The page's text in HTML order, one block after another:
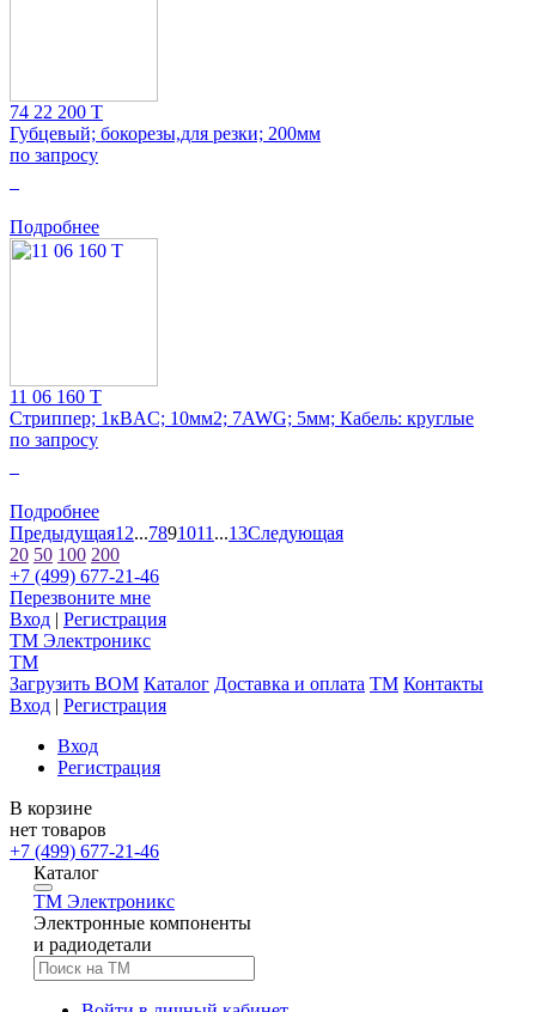
74 22 200 T
Губцевый; бокорезы,для резки; 200мм
по запросу
Подробнее
11 06 160 T
Стриппер; 1кВAC; 10мм2; 7AWG; 5мм; Кабель: круглые
по запросу
Подробнее
Предыдущая1 2...7891011 ...13Следующая
20 50 100 200
+7 (499) 677-21-46
Перезвоните мне
Вход | Регистрация
TM Электроникс
TM
Загрузить BOM Каталог Доставка и оплата TM Контакты
Вход | Регистрация
Вход
Регистрация
В корзине
нет товаров
+7 (499) 677-21-46
Каталог
TM Электроникс
Электронные компоненты
и радиодетали